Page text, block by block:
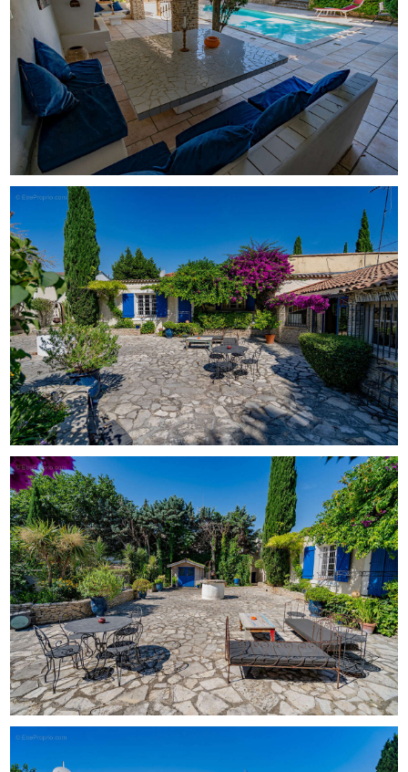
d'exception avec baignoire intégrée). Toutes bénéficient
d'un accès direct vers l'extérieur (jardin ou terrasses
privatives) par de grandes portes-fenêtres. UN PARC
PAYSAGER ET SES SALONS D'ÉTÉ Le jardin de 1 200 m² a
été pensé pour profiter pleinement du climat
méditerranéen tout au long de l'année : L'espace Piscine :
Un grand bassin entouré d'une plage dallée, parfaitement
sécurisé et bordé de grands cyprès et de pins parasols
majestueux. Une vie extérieure complète : La propriété
dispose d'une vaste terrasse couverte près de la piscine,
accueillant une grande cuisine d'été entièrement
aménagée avec un salon dînatoire ombragé. Plusieurs
espaces de repos sous les bougainvilliers en fleurs, une
belle partie pelouse et des terrasses ombragées
complètent ce véritable havre de paix.
CARACTÉRISTIQUES TECHNIQUES et FINANCIÈRES
Surface habitable : 254 m² Superficie du terrain : 1 200 m²
Pièce de vie (Séjour / Cuisine ouverte) : 120 m² Bâtisse
individuelle en pierres apparentes 4 suites complètes (4
chambres / 4 salles de bain) avec accès extérieur direct
Climatisation réversible dans l'ensemble de la propriété
Grande cuisine d'été couverte et pool house Cour
intérieure pavée offrant plusieurs espaces de
stationnement sécurisés Classe Énergie : D / Classe
Climat : D (DPE : D/D) Taxe foncière : 3 125 euros Dossier
complet, plans et visites sur demande.